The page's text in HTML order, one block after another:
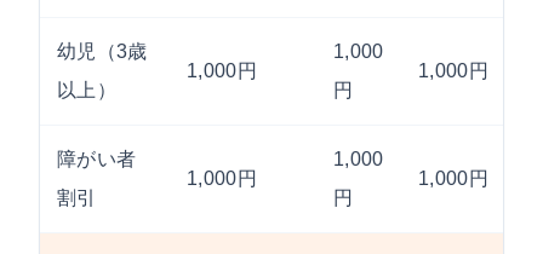
幼児（3歳
以上）
1,000円
1,000
円
1,000円
障がい者
割引
1,000円
1,000
円
1,000円